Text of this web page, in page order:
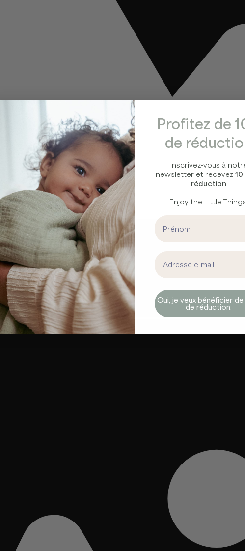
Profitez de
de
Inscrivez-vous à
newsletter et recevez 10
réduction
Enjoy the Little
First Name
Email address
Oui, je veux bénéficier de
de réduction.